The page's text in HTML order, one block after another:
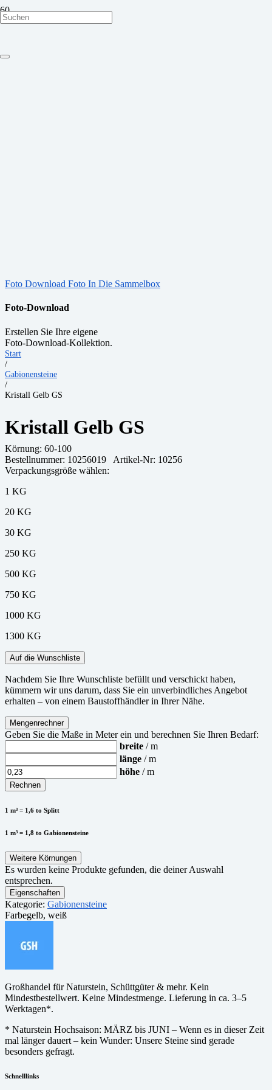
Foto Download Foto In Die Sammelbox
Foto-Download
Erstellen Sie Ihre eigene
Foto-Download-Kollektion.
Start
/
Gabionensteine
/
Kristall Gelb GS
Kristall Gelb GS
Körnung: 60-100
Bestellnummer: 10256019
Artikel-Nr: 10256
Verpackungsgröße wählen:
1 KG
20 KG
30 KG
250 KG
500 KG
750 KG
1000 KG
1300 KG
Auf die Wunschliste
Nachdem Sie Ihre Wunschliste befüllt und verschickt haben,
kümmern wir uns darum, dass Sie ein unverbindliches Angebot
erhalten – von einem Baustoffhändler in Ihrer Nähe.
Mengenrechner
Geben Sie die Maße in Meter ein und berechnen Sie Ihren Bedarf:
breite / m
länge / m
höhe / m
Rechnen
1 m³ = 1,6 to Splitt
1 m³ = 1,8 to Gabionensteine
Weitere Körnungen
Es wurden keine Produkte gefunden, die deiner Auswahl
entsprechen.
Eigenschaften
Kategorie: Gabionensteine
Farbegelb, weiß
Großhandel für Naturstein, Schüttgüter & mehr. Kein
Mindestbestellwert. Keine Mindestmenge. Lieferung in ca. 3–5
Werktagen*.
* Naturstein Hochsaison: MÄRZ bis JUNI – Wenn es in dieser Zeit
mal länger dauert – kein Wunder: Unsere Steine sind gerade
besonders gefragt.
Schnelllinks